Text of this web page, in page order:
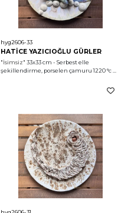
hyg2606-33
HATİCE YAZICIOĞLU GÜRLER
"İsimsiz" 33x33 cm - Serbest elle
şekillendirme, porselen çamuru 1220 °c